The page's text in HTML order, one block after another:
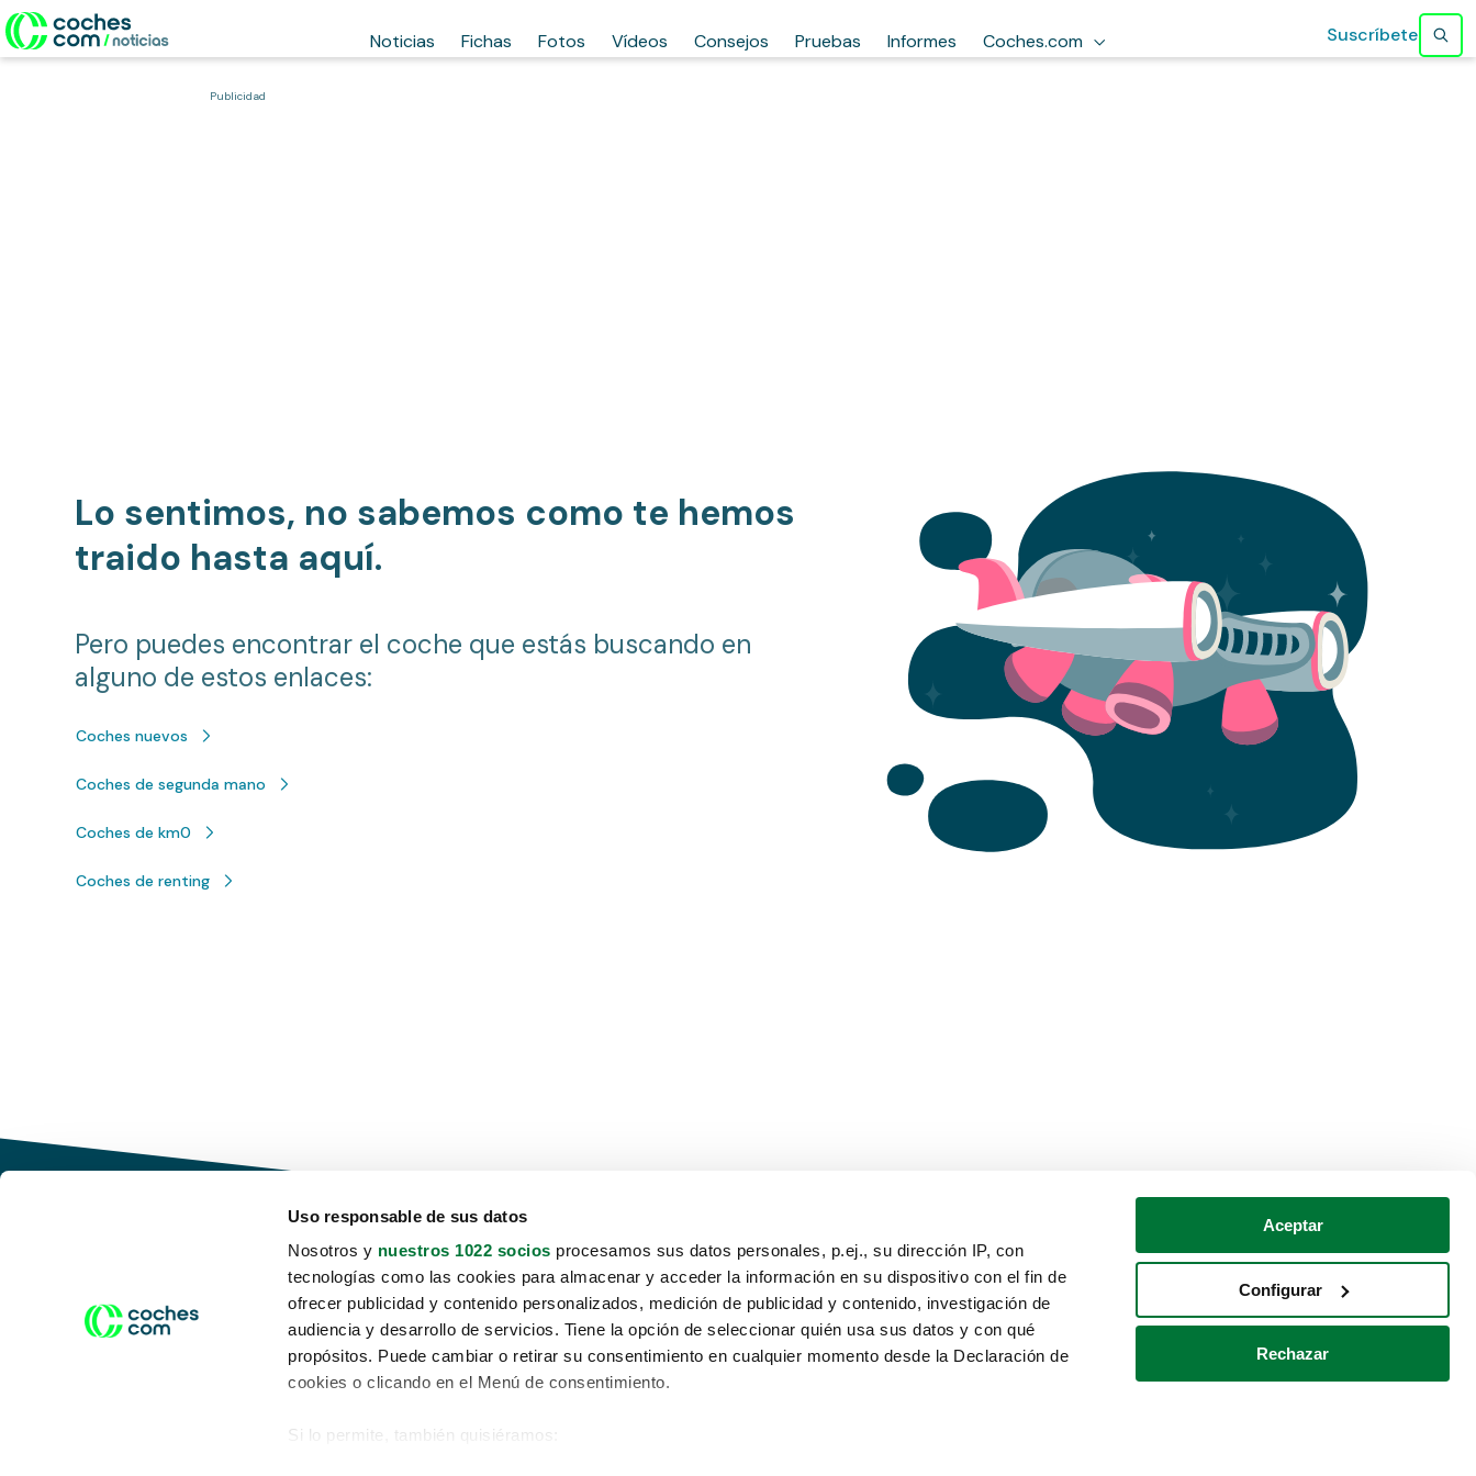
Uso responsable de sus datos
Nosotros y nuestros 1022 socios procesamos sus datos personales, p.ej., su dirección IP, con
tecnologías como las cookies para almacenar y acceder la información en su dispositivo con el fin de
ofrecer publicidad y contenido personalizados, medición de publicidad y contenido, investigación de
audiencia y desarrollo de servicios. Tiene la opción de seleccionar quién usa sus datos y con qué
propósitos. Puede cambiar o retirar su consentimiento en cualquier momento desde la Declaración de
cookies o clicando en el Menú de consentimiento.
Si lo permite, también quisiéramos:
Aceptar
Configurar
Rechazar
Noticias Fichas Fotos Vídeos Consejos Pruebas Informes Coches.com Suscríbete
Publicidad
Lo sentimos, no sabemos como te hemos
traido hasta aquí.
Pero puedes encontrar el coche que estás buscando en
alguno de estos enlaces:
Coches nuevos
Coches de segunda mano
Coches de km0
Coches de renting
Conduce tu futuro,
desata tu movilidad